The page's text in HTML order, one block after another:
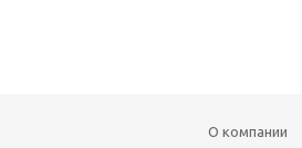
О компании